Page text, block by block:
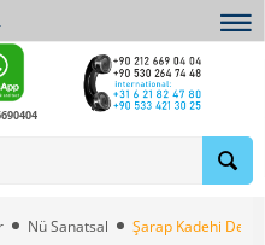
Nü Sanatsal Şarap Kadehi